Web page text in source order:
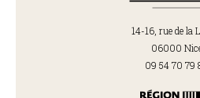
14-16, rue de la
06000
09 54 70 79